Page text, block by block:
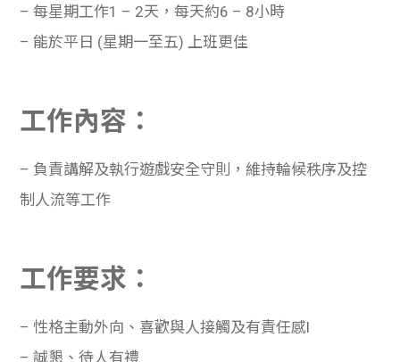
– 每星期工作1 – 2天，每天約6 – 8小時
– 能於平日 (星期一至五) 上班更佳
工作內容：
– 負責講解及執行遊戲安全守則，維持輪候秩序及控
制人流等工作
工作要求：
– 性格主動外向、喜歡與人接觸及有責任感l
– 誠懇、待人有禮